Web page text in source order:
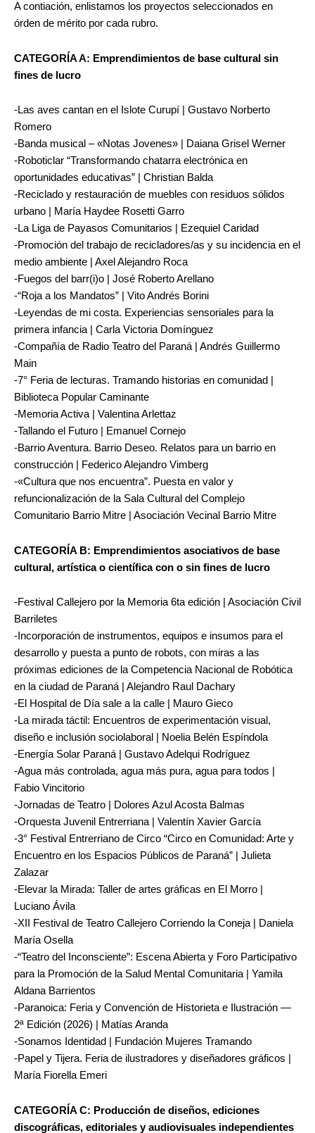
A contiación, enlistamos los proyectos seleccionados en
órden de mérito por cada rubro.
CATEGORÍA A: Emprendimientos de base cultural sin
fines de lucro
-Las aves cantan en el Islote Curupí | Gustavo Norberto
Romero
-Banda musical – «Notas Jovenes» | Daiana Grisel Werner
-Roboticlar “Transformando chatarra electrónica en
oportunidades educativas” | Christian Balda
-Reciclado y restauración de muebles con residuos sólidos
urbano | María Haydee Rosetti Garro
-La Liga de Payasos Comunitarios | Ezequiel Caridad
-Promoción del trabajo de recicladores/as y su incidencia en el
medio ambiente | Axel Alejandro Roca
-Fuegos del barr(i)o | José Roberto Arellano
-“Roja a los Mandatos” | Vito Andrés Borini
-Leyendas de mi costa. Experiencias sensoriales para la
primera infancia | Carla Victoria Domínguez
-Compañía de Radio Teatro del Paraná | Andrés Guillermo
Main
-7° Feria de lecturas. Tramando historias en comunidad |
Biblioteca Popular Caminante
-Memoria Activa | Valentina Arlettaz
-Tallando el Futuro | Emanuel Cornejo
-Barrio Aventura. Barrio Deseo. Relatos para un barrio en
construcción | Federico Alejandro Vimberg
-«Cultura que nos encuentra”. Puesta en valor y
refuncionalización de la Sala Cultural del Complejo
Comunitario Barrio Mitre | Asociación Vecinal Barrio Mitre
CATEGORÍA B: Emprendimientos asociativos de base
cultural, artística o científica con o sin fines de lucro
-Festival Callejero por la Memoria 6ta edición | Asociación Civil
Barriletes
-Incorporación de instrumentos, equipos e insumos para el
desarrollo y puesta a punto de robots, con miras a las
próximas ediciones de la Competencia Nacional de Robótica
en la ciudad de Paraná | Alejandro Raul Dachary
-El Hospital de Día sale a la calle | Mauro Gieco
-La mirada táctil: Encuentros de experimentación visual,
diseño e inclusión sociolaboral | Noelia Belén Espíndola
-Energía Solar Paraná | Gustavo Adelqui Rodríguez
-Agua más controlada, agua más pura, agua para todos |
Fabio Vincitorio
-Jornadas de Teatro | Dolores Azul Acosta Balmas
-Orquesta Juvenil Entrerriana | Valentín Xavier García
-3° Festival Entrerriano de Circo “Circo en Comunidad: Arte y
Encuentro en los Espacios Públicos de Paraná” | Julieta
Zalazar
-Elevar la Mirada: Taller de artes gráficas en El Morro |
Luciano Ávila
-XII Festival de Teatro Callejero Corriendo la Coneja | Daniela
María Osella
-“Teatro del Inconsciente”: Escena Abierta y Foro Participativo
para la Promoción de la Salud Mental Comunitaria | Yamila
Aldana Barrientos
-Paranoica: Feria y Convención de Historieta e Ilustración —
2ª Edición (2026) | Matías Aranda
-Sonamos Identidad | Fundación Mujeres Tramando
-Papel y Tijera. Feria de ilustradores y diseñadores gráficos |
María Fiorella Emeri
CATEGORÍA C: Producción de diseños, ediciones
discográficas, editoriales y audiovisuales independientes